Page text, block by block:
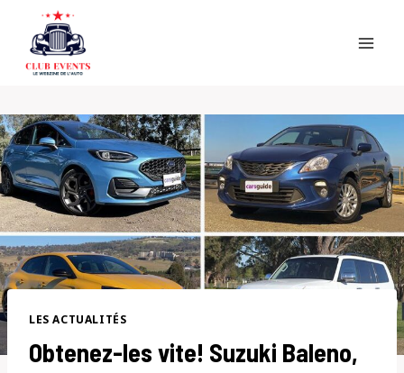
content
LES ACTUALITÉS
Obtenez-les vite! Suzuki Baleno,